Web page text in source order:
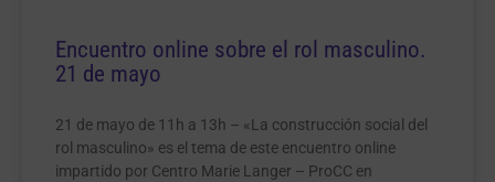
Encuentro online sobre el rol masculino.
21 de mayo
21 de mayo de 11h a 13h – «La construcción social del
rol masculino» es el tema de este encuentro online
impartido por Centro Marie Langer – ProCC en